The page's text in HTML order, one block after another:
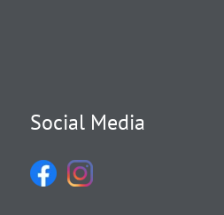
Social Media